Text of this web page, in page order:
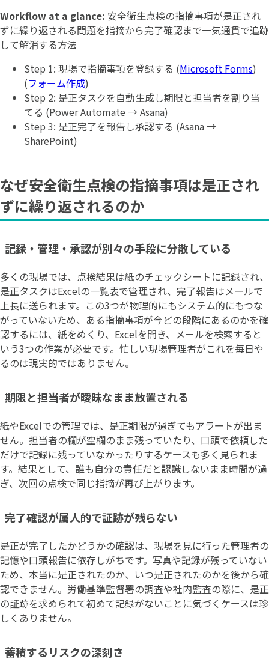
Workflow at a glance: 安全衛生点検の指摘事項が是正され
ずに繰り返される問題を指摘から完了確認まで一気通貫で追跡
して解消する方法
Step 1: 現場で指摘事項を登録する (Microsoft Forms)
(フォーム作成)
Step 2: 是正タスクを自動生成し期限と担当者を割り当
てる (Power Automate → Asana)
Step 3: 是正完了を報告し承認する (Asana →
SharePoint)
なぜ安全衛生点検の指摘事項は是正され
ずに繰り返されるのか
記録・管理・承認が別々の手段に分散している
多くの現場では、点検結果は紙のチェックシートに記録され、
是正タスクはExcelの一覧表で管理され、完了報告はメールで
上長に送られます。この3つが物理的にもシステム的にもつな
がっていないため、ある指摘事項が今どの段階にあるのかを確
認するには、紙をめくり、Excelを開き、メールを検索すると
いう3つの作業が必要です。忙しい現場管理者がこれを毎日や
るのは現実的ではありません。
期限と担当者が曖昧なまま放置される
紙やExcelでの管理では、是正期限が過ぎてもアラートが出ま
せん。担当者の欄が空欄のまま残っていたり、口頭で依頼した
だけで記録に残っていなかったりするケースも多く見られま
す。結果として、誰も自分の責任だと認識しないまま時間が過
ぎ、次回の点検で同じ指摘が再び上がります。
完了確認が属人的で証跡が残らない
是正が完了したかどうかの確認は、現場を見に行った管理者の
記憶や口頭報告に依存しがちです。写真や記録が残っていない
ため、本当に是正されたのか、いつ是正されたのかを後から確
認できません。労働基準監督署の調査や社内監査の際に、是正
の証跡を求められて初めて記録がないことに気づくケースは珍
しくありません。
蓄積するリスクの深刻さ